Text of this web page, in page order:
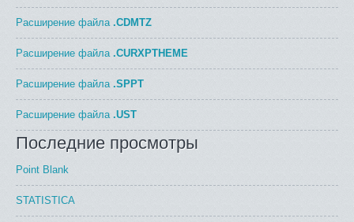
Расширение файла .CDMTZ
Расширение файла .CURXPTHEME
Расширение файла .SPPT
Расширение файла .UST
Последние просмотры
Point Blank
STATISTICA